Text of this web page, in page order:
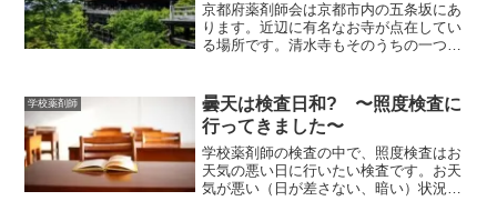
京都府薬剤師会は京都市内の五条坂にあ
ります。近辺に有名なお寺が点在してい
る場所です。清水寺もそのうちの一つで
地主神社は何度か訪れましたが、随求堂
は初めてです。
学校薬剤師
曇天は検査日和? 〜照度検査に
行ってきました〜
学校薬剤師の検査の中で、照度検査はお
天気の悪い日に行いたい検査です。お天
気が悪い（日が差さない、暗い）状況で